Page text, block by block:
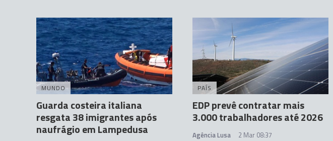
MUNDO
Guarda costeira italiana
resgata 38 imigrantes após
naufrágio em Lampedusa
PAÍS
EDP prevê contratar mais
3.000 trabalhadores até 2026
Agência Lusa 2 Mar 08:37